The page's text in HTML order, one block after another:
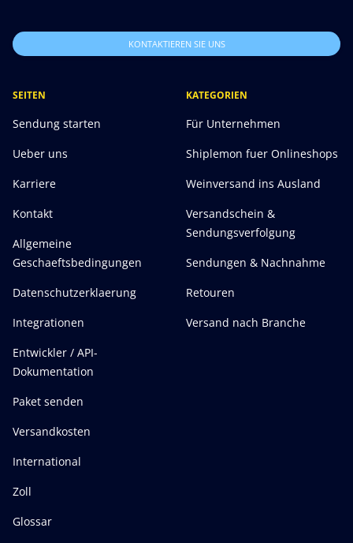
KONTAKTIEREN SIE UNS
SEITEN
Sendung starten
Ueber uns
Karriere
Kontakt
Allgemeine
Geschaeftsbedingungen
Datenschutzerklaerung
Integrationen
Entwickler / API-
Dokumentation
Paket senden
Versandkosten
International
Zoll
Glossar
KATEGORIEN
Für Unternehmen
Shiplemon fuer Onlineshops
Weinversand ins Ausland
Versandschein &
Sendungsverfolgung
Sendungen & Nachnahme
Retouren
Versand nach Branche